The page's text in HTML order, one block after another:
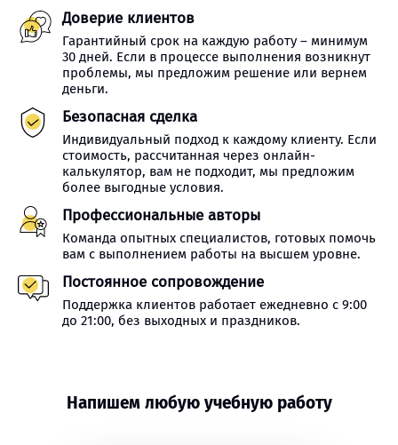
Доверие клиентов
Гарантийный срок на каждую работу – минимум
30 дней. Если в процессе выполнения возникнут
проблемы, мы предложим решение или вернем
деньги.
Безопасная сделка
Индивидуальный подход к каждому клиенту. Если
стоимость, рассчитанная через онлайн-
калькулятор, вам не подходит, мы предложим
более выгодные условия.
Профессиональные авторы
Команда опытных специалистов, готовых помочь
вам с выполнением работы на высшем уровне.
Постоянное сопровождение
Поддержка клиентов работает ежедневно с 9:00
до 21:00, без выходных и праздников.
Напишем любую учебную работу